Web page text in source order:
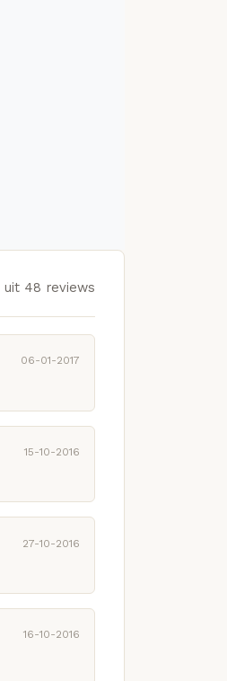
uit 48 reviews
06-01-2017
15-10-2016
27-10-2016
16-10-2016